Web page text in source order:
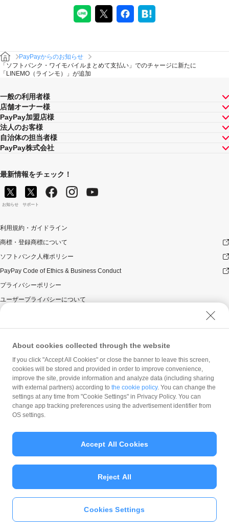
PayPayアプリをダウンロ
ード＞＞
PayPayからのお知らせ
「ソフトバンク・ワイモバイルまとめて支払い」でのチャージに新たに
「LINEMO（ラインモ）」が追加
一般の利用者様
店舗オーナー様
PayPay加盟店様
法人のお客様
自治体の担当者様
PayPay株式会社
最新情報をチェック！
お知らせ サポート
利用規約・ガイドライン
商標・登録商標について
ソフトバンク人権ポリシー
PayPay Code of Ethics & Business Conduct
プライバシーポリシー
ユーザープライバシーについて
ウェブサイト利用規約
反社会的勢力に対する方針
勧誘方針
マネロン等基本方針
カスタマーハラスメントに関する当社の考え方
© PayPay Corporation
About cookies collected through the website
If you click "Accept All Cookies" or close the banner to leave this screen,
cookies will be stored and provided in order to improve convenience,
improve the site, provide information and analyze data (including sharing
with external partners) according to the cookie policy. You can change the
settings at any time from "Cookie Settings" in Privacy Policy. You can
change app tracking preferences using the advertisement identifier from
OS settings.
Cookies Settings
Reject All
Accept All Cookies